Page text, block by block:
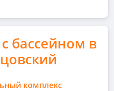
бассейном в
комплекс